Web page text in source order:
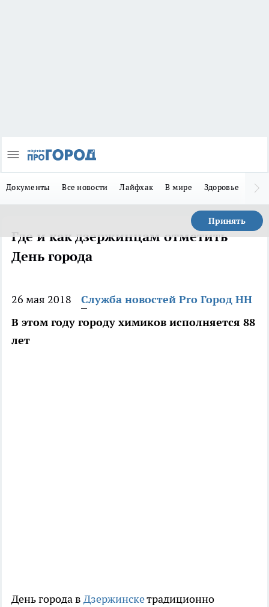
Документы Все новости Лайфхак В мире Здоровье
Принять
Где и как дзержинцам отметить
День города
26 мая 2018
Служба новостей Pro Город НН
В этом году городу химиков исполняется 88
лет
День города в Дзержинскетрадиционно